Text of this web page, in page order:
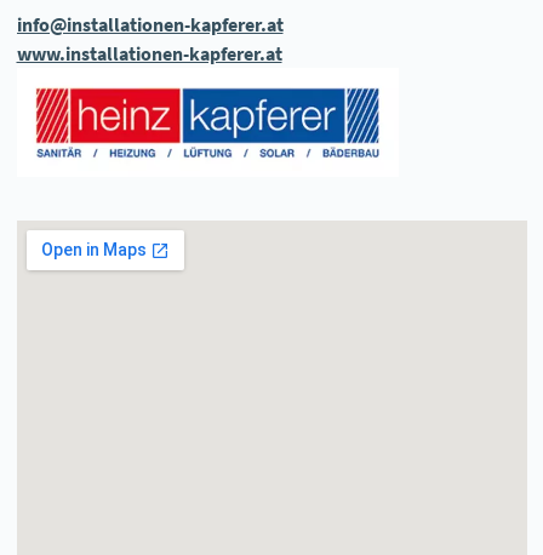
info@installationen-kapferer.at
www.installationen-kapferer.at